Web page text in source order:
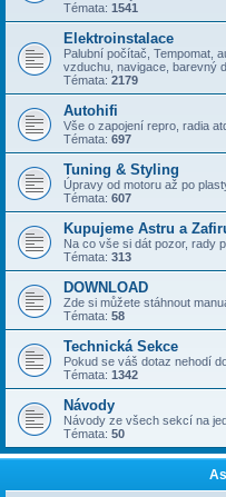
Témata: 1541
Elektroinstalace
Palubní počítač, Tempomat,
vzduchu, navigace, barevný
Témata: 2179
Autohifi
Vše o zapojení repro, radia
Témata: 697
Tuning & Styling
Úpravy od motoru až po
Témata: 607
Kupujeme Astru a
Na co vše si dát pozor, rady
Témata: 313
DOWNLOAD
Zde si můžete stáhnout
Témata: 58
Technická Sekce
Pokud se váš dotaz nehodí
Témata: 1342
Návody
Návody ze všech sekcí na
Témata: 50